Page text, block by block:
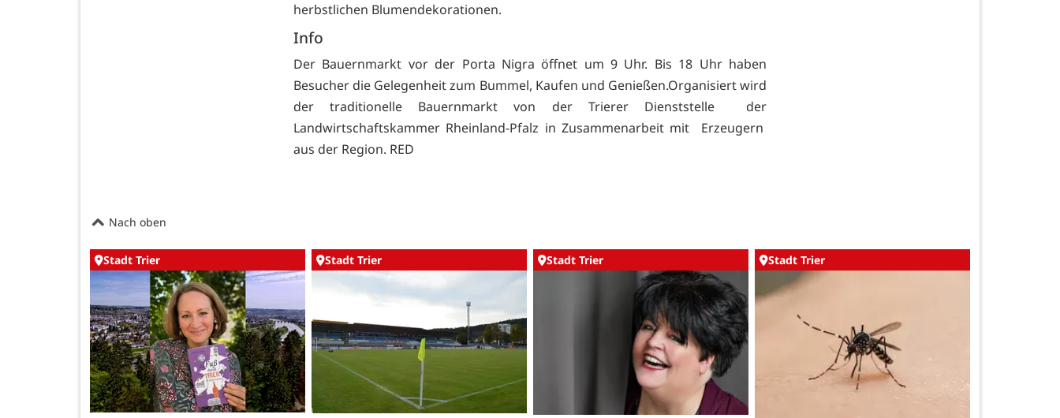
herbstlichen Blumendekorationen.
Info
Der Bauernmarkt vor der Porta Nigra öffnet um 9 Uhr. Bis 18 Uhr haben
Besucher die Gelegenheit zum Bummel, Kaufen und Genießen.Organisiert wird
der traditionelle Bauernmarkt von der Trierer Dienststelle der
Landwirtschaftskammer Rheinland-Pfalz in Zusammenarbeit mit Erzeugern
aus der Region. RED
Nach oben
Stadt Trier Stadt Trier Stadt Trier Stadt Trier